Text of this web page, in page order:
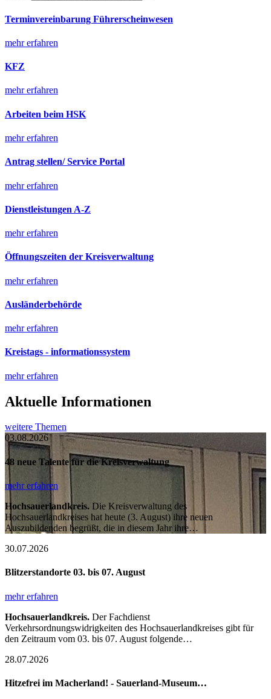
Terminvereinbarung Führerscheinwesen
mehr erfahren
KFZ
mehr erfahren
Arbeiten beim HSK
mehr erfahren
Antrag stellen/ Service Portal
mehr erfahren
Dienstleistungen A-Z
mehr erfahren
Öffnungszeiten der Kreisverwaltung
mehr erfahren
Ausländerbehörde
mehr erfahren
Kreistags - informationssystem
mehr erfahren
Aktuelle Informationen
weitere Themen
03.08.2026
48 neue Talente für die Kreisverwaltung
mehr erfahren
Hochsauerlandkreis. Die Kreisverwaltung des
Hochsauerlandkreises hat heute (3. August) ihre neuen
Auszubildenden begrüßt, die in diesem Jahr ihre…
30.07.2026
Blitzerstandorte 03. bis 07. August
mehr erfahren
Hochsauerlandkreis. Der Fachdienst
Verkehrsordnungswidrigkeiten des Hochsauerlandkreises gibt für
den Zeitraum vom 03. bis 07. August folgende…
28.07.2026
Hitzefrei im Macherland! - Sauerland-Museum…